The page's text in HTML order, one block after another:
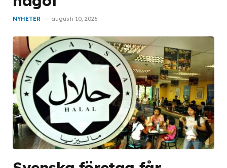
NYHETER augusti 10, 2026